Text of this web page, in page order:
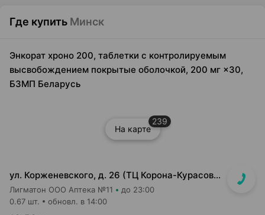
Где купить Минск
Энкорат хроно 200, таблетки с контролируемым
высвобождением покрытые оболочкой, 200 мг ×30,
БЗМП Беларусь
На карте
239
ул. Корженевского, д. 26 (ТЦ Корона-Курасовщина)
Лигматон ООО Аптека №11 до 23:00
0.67 шт. обновл. в 14:00